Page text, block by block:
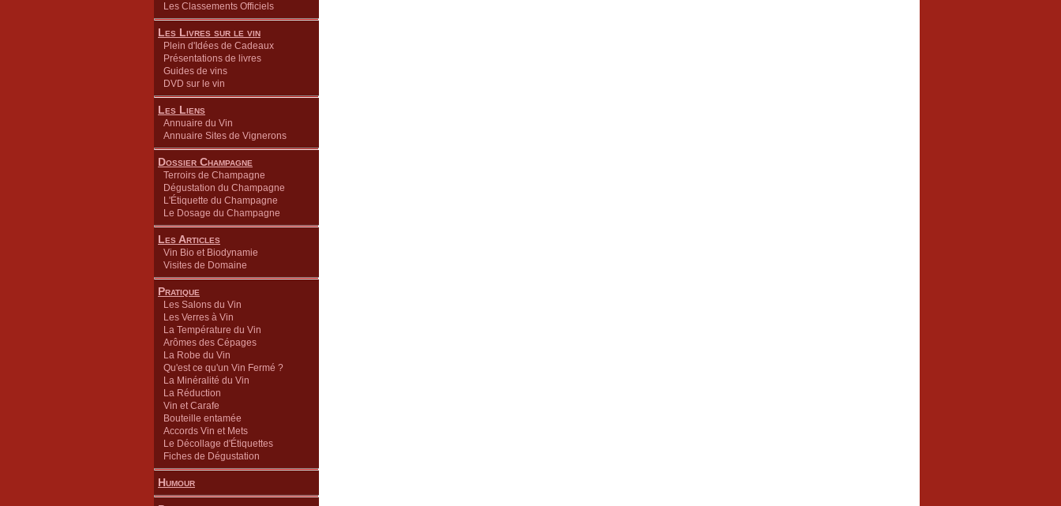
Les Classements Officiels
Les Livres sur le vin
Plein d'Idées de Cadeaux
Présentations de livres
Guides de vins
DVD sur le vin
Les Liens
Annuaire du Vin
Annuaire Sites de Vignerons
Dossier Champagne
Terroirs de Champagne
Dégustation du Champagne
L'Étiquette du Champagne
Le Dosage du Champagne
Les Articles
Vin Bio et Biodynamie
Visites de Domaine
Pratique
Les Salons du Vin
Les Verres à Vin
La Température du Vin
Arômes des Cépages
La Robe du Vin
Qu'est ce qu'un Vin Fermé ?
La Minéralité du Vin
La Réduction
Vin et Carafe
Bouteille entamée
Accords Vin et Mets
Le Décollage d'Étiquettes
Fiches de Dégustation
Humour